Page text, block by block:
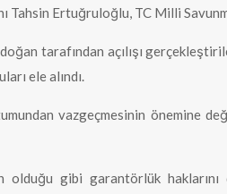
Tahsin Ertuğruloğlu, TC Milli
tarafından açılışı
ele alındı.
vazgeçmesinin önemine
olduğu gibi garantörlük